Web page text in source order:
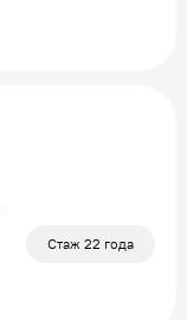
Стаж 22 года